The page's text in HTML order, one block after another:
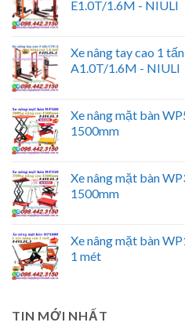
E1.0T/1.6M - NIULI
Xe nâng tay cao 1
A1.0T/1.6M - NIULI
Xe nâng mặt bàn
1500mm
Xe nâng mặt bàn
1500mm
Xe nâng mặt bàn
1 mét
TIN MỚI NHẤT